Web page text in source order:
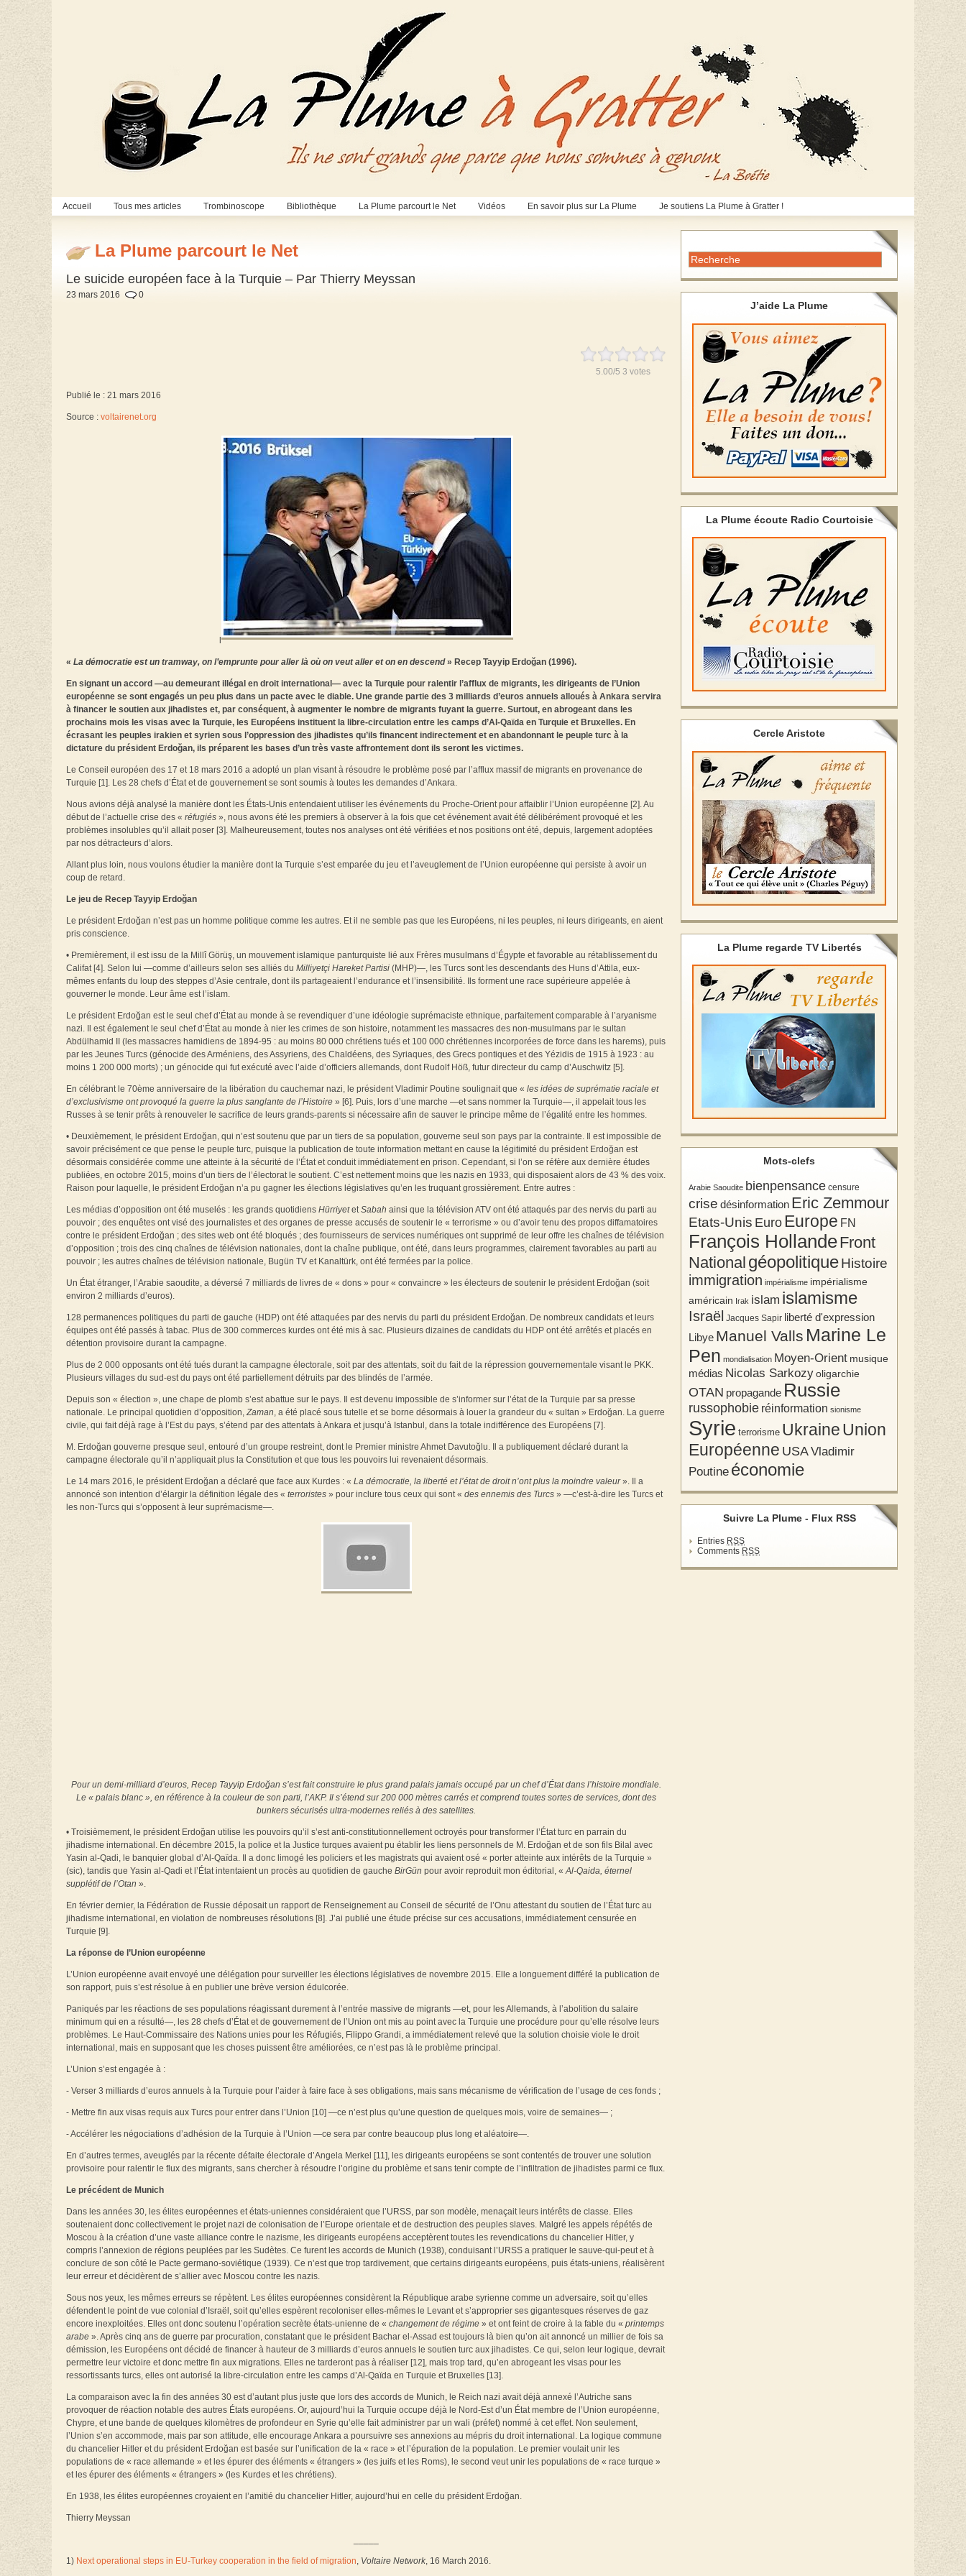
Accueil Tous mes articles Trombinoscope Bibliothèque La Plume parcourt le Net Vidéos En savoir plus sur La Plume Je soutiens La Plume à Gratter !
La Plume parcourt le Net
Le suicide européen face à la Turquie – Par Thierry Meyssan
23 mars 2016 0
5.00/5 3 votes
Publié le : 21 mars 2016
Source : voltairenet.org
« La démocratie est un tramway, on l’emprunte pour aller là où on veut aller et on en descend» Recep Tayyip Erdoğan (1996).
En signant un accord —au demeurant illégal en droit international— avec la Turquie pour ralentir l’afflux de migrants, les dirigeants de l’Union
européenne se sont engagés un peu plus dans un pacte avec le diable. Une grande partie des 3 milliards d’euros annuels alloués à Ankara servira
à financer le soutien aux jihadistes et, par conséquent, à augmenter le nombre de migrants fuyant la guerre. Surtout, en abrogeant dans les
prochains mois les visas avec la Turquie, les Européens instituent la libre-circulation entre les camps d’Al-Qaïda en Turquie et Bruxelles. En
écrasant les peuples irakien et syrien sous l’oppression des jihadistes qu’ils financent indirectement et en abandonnant le peuple turc à la
dictature du président Erdoğan, ils préparent les bases d’un très vaste affrontement dont ils seront les victimes.
Le Conseil européen des 17 et 18 mars 2016 a adopté un plan visant à résoudre le problème posé par l’afflux massif de migrants en provenance de
Turquie [1]. Les 28 chefs d’État et de gouvernement se sont soumis à toutes les demandes d’Ankara.
Nous avions déjà analysé la manière dont les États-Unis entendaient utiliser les événements du Proche-Orient pour affaiblir l’Union européenne [2]. Au
début de l’actuelle crise des « réfugiés », nous avons été les premiers à observer à la fois que cet événement avait été délibérément provoqué et les
problèmes insolubles qu’il allait poser [3]. Malheureusement, toutes nos analyses ont été vérifiées et nos positions ont été, depuis, largement adoptées
par nos détracteurs d’alors.
Allant plus loin, nous voulons étudier la manière dont la Turquie s’est emparée du jeu et l’aveuglement de l’Union européenne qui persiste à avoir un
coup de retard.
Le jeu de Recep Tayyip Erdoğan
Le président Erdoğan n’est pas un homme politique comme les autres. Et il ne semble pas que les Européens, ni les peuples, ni leurs dirigeants, en aient
pris conscience.
• Premièrement, il est issu de la Millî Görüş, un mouvement islamique panturquiste lié aux Frères musulmans d’Égypte et favorable au rétablissement du
Califat [4]. Selon lui —comme d’ailleurs selon ses alliés du Milliyetçi Hareket Partisi (MHP)—, les Turcs sont les descendants des Huns d’Attila, eux-
mêmes enfants du loup des steppes d’Asie centrale, dont ils partageaient l’endurance et l’insensibilité. Ils forment une race supérieure appelée à
gouverner le monde. Leur âme est l’islam.
Le président Erdoğan est le seul chef d’État au monde à se revendiquer d’une idéologie suprémaciste ethnique, parfaitement comparable à l’aryanisme
nazi. Il est également le seul chef d’État au monde à nier les crimes de son histoire, notamment les massacres des non-musulmans par le sultan
Abdülhamid II (les massacres hamidiens de 1894-95 : au moins 80 000 chrétiens tués et 100 000 chrétiennes incorporées de force dans les harems), puis
par les Jeunes Turcs (génocide des Arméniens, des Assyriens, des Chaldéens, des Syriaques, des Grecs pontiques et des Yézidis de 1915 à 1923 : au
moins 1 200 000 morts) ; un génocide qui fut exécuté avec l’aide d’officiers allemands, dont Rudolf Höß, futur directeur du camp d’Auschwitz [5].
En célébrant le 70ème anniversaire de la libération du cauchemar nazi, le président Vladimir Poutine soulignait que « les idées de suprématie raciale et
d’exclusivisme ont provoqué la guerre la plus sanglante de l’Histoire » [6]. Puis, lors d’une marche —et sans nommer la Turquie—, il appelait tous les
Russes à se tenir prêts à renouveler le sacrifice de leurs grands-parents si nécessaire afin de sauver le principe même de l’égalité entre les hommes.
• Deuxièmement, le président Erdoğan, qui n’est soutenu que par un tiers de sa population, gouverne seul son pays par la contrainte. Il est impossible de
savoir précisément ce que pense le peuple turc, puisque la publication de toute information mettant en cause la légitimité du président Erdoğan est
désormais considérée comme une atteinte à la sécurité de l’État et conduit immédiatement en prison. Cependant, si l’on se réfère aux dernière études
publiées, en octobre 2015, moins d’un tiers de l’électorat le soutient. C’est nettement moins que les nazis en 1933, qui disposaient alors de 43 % des voix.
Raison pour laquelle, le président Erdoğan n’a pu gagner les élections législatives qu’en les truquant grossièrement. Entre autres :
Les médias d’opposition ont été muselés : les grands quotidiens HürriyetetSabah ainsi que la télévision ATV ont été attaqués par des nervis du parti au
pouvoir ; des enquêtes ont visé des journalistes et des organes de presse accusés de soutenir le « terrorisme » ou d’avoir tenu des propos diffamatoires
contre le président Erdoğan ; des sites web ont été bloqués ; des fournisseurs de services numériques ont supprimé de leur offre les chaînes de télévision
d’opposition ; trois des cinq chaînes de télévision nationales, dont la chaîne publique, ont été, dans leurs programmes, clairement favorables au parti au
pouvoir ; les autres chaînes de télévision nationale, Bugün TV et Kanaltürk, ont été fermées par la police.
Un État étranger, l’Arabie saoudite, a déversé 7 milliards de livres de « dons » pour « convaincre » les électeurs de soutenir le président Erdoğan (soit
environ 2 milliards d’euros).
128 permanences politiques du parti de gauche (HDP) ont été attaquées par des nervis du parti du président Erdoğan. De nombreux candidats et leurs
équipes ont été passés à tabac. Plus de 300 commerces kurdes ont été mis à sac. Plusieurs dizaines de candidats du HDP ont été arrêtés et placés en
détention provisoire durant la campagne.
Plus de 2 000 opposants ont été tués durant la campagne électorale, soit par des attentats, soit du fait de la répression gouvernementale visant le PKK.
Plusieurs villages du sud-est du pays ont été partiellement détruits par des blindés de l’armée.
Depuis son « élection », une chape de plomb s’est abattue sur le pays. Il est devenu impossible de s’informer sur l’état de la Turquie par sa presse
nationale. Le principal quotidien d’opposition,Zaman, a été placé sous tutelle et se borne désormais à louer la grandeur du « sultan » Erdoğan. La guerre
civile, qui fait déjà rage à l’Est du pays, s’étend par des attentats à Ankara et jusqu’à Istanbul, dans la totale indifférence des Européens [7].
M. Erdoğan gouverne presque seul, entouré d’un groupe restreint, dont le Premier ministre Ahmet Davutoğlu. Il a publiquement déclaré durant la
campagne électorale qu’il n’appliquait plus la Constitution et que tous les pouvoirs lui revenaient désormais.
Le 14 mars 2016, le président Erdoğan a déclaré que face aux Kurdes : « La démocratie, la liberté et l’état de droit n’ont plus la moindre valeur». Il a
annoncé son intention d’élargir la définition légale des « terroristes » pour inclure tous ceux qui sont « des ennemis des Turcs » —c’est-à-dire les Turcs et
les non-Turcs qui s’opposent à leur suprémacisme—.
Pour un demi-milliard d’euros, Recep Tayyip Erdoğan s’est fait construire le plus grand palais jamais occupé par un chef d’État dans l’histoire mondiale.
Le « palais blanc », en référence à la couleur de son parti, l’AKP. Il s’étend sur 200 000 mètres carrés et comprend toutes sortes de services, dont des
bunkers sécurisés ultra-modernes reliés à des satellites.
• Troisièmement, le président Erdoğan utilise les pouvoirs qu’il s’est anti-constitutionnellement octroyés pour transformer l’État turc en parrain du
jihadisme international. En décembre 2015, la police et la Justice turques avaient pu établir les liens personnels de M. Erdoğan et de son fils Bilal avec
Yasin al-Qadi, le banquier global d’Al-Qaïda. Il a donc limogé les policiers et les magistrats qui avaient osé « porter atteinte aux intérêts de la Turquie »
(sic), tandis que Yasin al-Qadi et l’État intentaient un procès au quotidien de gauche BirGün pour avoir reproduit mon éditorial, «Al-Qaida, éternel
supplétif de l’Otan ».
En février dernier, la Fédération de Russie déposait un rapport de Renseignement au Conseil de sécurité de l’Onu attestant du soutien de l’État turc au
jihadisme international, en violation de nombreuses résolutions [8]. J’ai publié une étude précise sur ces accusations, immédiatement censurée en
Turquie [9].
La réponse de l’Union européenne
L’Union européenne avait envoyé une délégation pour surveiller les élections législatives de novembre 2015. Elle a longuement différé la publication de
son rapport, puis s’est résolue à en publier une brève version édulcorée.
Paniqués par les réactions de ses populations réagissant durement à l’entrée massive de migrants —et, pour les Allemands, à l’abolition du salaire
minimum qui en a résulté—, les 28 chefs d’État et de gouvernement de l’Union ont mis au point avec la Turquie une procédure pour qu’elle résolve leurs
problèmes. Le Haut-Commissaire des Nations unies pour les Réfugiés, Filippo Grandi, a immédiatement relevé que la solution choisie viole le droit
international, mais en supposant que les choses puissent être améliorées, ce n’est pas là le problème principal.
L’Union s’est engagée à :
- Verser 3 milliards d’euros annuels à la Turquie pour l’aider à faire face à ses obligations, mais sans mécanisme de vérification de l’usage de ces fonds ;
- Mettre fin aux visas requis aux Turcs pour entrer dans l’Union [10] —ce n’est plus qu’une question de quelques mois, voire de semaines— ;
- Accélérer les négociations d’adhésion de la Turquie à l’Union —ce sera par contre beaucoup plus long et aléatoire—.
En d’autres termes, aveuglés par la récente défaite électorale d’Angela Merkel [11], les dirigeants européens se sont contentés de trouver une solution
provisoire pour ralentir le flux des migrants, sans chercher à résoudre l’origine du problème et sans tenir compte de l’infiltration de jihadistes parmi ce flux.
Le précédent de Munich
Dans les années 30, les élites européennes et états-uniennes considéraient que l’URSS, par son modèle, menaçait leurs intérêts de classe. Elles
soutenaient donc collectivement le projet nazi de colonisation de l’Europe orientale et de destruction des peuples slaves. Malgré les appels répétés de
Moscou à la création d’une vaste alliance contre le nazisme, les dirigeants européens acceptèrent toutes les revendications du chancelier Hitler, y
compris l’annexion de régions peuplées par les Sudètes. Ce furent les accords de Munich (1938), conduisant l’URSS a pratiquer le sauve-qui-peut et à
conclure de son côté le Pacte germano-soviétique (1939). Ce n’est que trop tardivement, que certains dirigeants européens, puis états-uniens, réalisèrent
leur erreur et décidèrent de s’allier avec Moscou contre les nazis.
Sous nos yeux, les mêmes erreurs se répètent. Les élites européennes considèrent la République arabe syrienne comme un adversaire, soit qu’elles
défendent le point de vue colonial d’Israël, soit qu’elles espèrent recoloniser elles-mêmes le Levant et s’approprier ses gigantesques réserves de gaz
encore inexploitées. Elles ont donc soutenu l’opération secrète états-unienne de « changement de régime » et ont feint de croire à la fable du « printemps
arabe ». Après cinq ans de guerre par procuration, constatant que le président Bachar el-Assad est toujours là bien qu’on ait annoncé un millier de fois sa
démission, les Européens ont décidé de financer à hauteur de 3 milliards d’euros annuels le soutien turc aux jihadistes. Ce qui, selon leur logique, devrait
permettre leur victoire et donc mettre fin aux migrations. Elles ne tarderont pas à réaliser [12], mais trop tard, qu’en abrogeant les visas pour les
ressortissants turcs, elles ont autorisé la libre-circulation entre les camps d’Al-Qaïda en Turquie et Bruxelles [13].
La comparaison avec la fin des années 30 est d’autant plus juste que lors des accords de Munich, le Reich nazi avait déjà annexé l’Autriche sans
provoquer de réaction notable des autres États européens. Or, aujourd’hui la Turquie occupe déjà le Nord-Est d’un État membre de l’Union européenne,
Chypre, et une bande de quelques kilomètres de profondeur en Syrie qu’elle fait administrer par un wali (préfet) nommé à cet effet. Non seulement,
l’Union s’en accommode, mais par son attitude, elle encourage Ankara a poursuivre ses annexions au mépris du droit international. La logique commune
du chancelier Hitler et du président Erdoğan est basée sur l’unification de la « race » et l’épuration de la population. Le premier voulait unir les
populations de « race allemande » et les épurer des éléments « étrangers » (les juifs et les Roms), le second veut unir les populations de « race turque »
et les épurer des éléments « étrangers » (les Kurdes et les chrétiens).
En 1938, les élites européennes croyaient en l’amitié du chancelier Hitler, aujourd’hui en celle du président Erdoğan.
Thierry Meyssan
1) Next operational steps in EU-Turkey cooperation in the field of migration, Voltaire Network, 16 March 2016.
J’aide La Plume
La Plume écoute Radio Courtoisie
Cercle Aristote
La Plume regarde TV Libertés
Mots-clefs
Arabie Saoudite bienpensance censure
crise désinformation Eric Zemmour
Etats-Unis Euro Europe FN
François HollandeFront
National géopolitiqueHistoire
immigration impérialisme impérialisme
américain Irak islam islamisme
Israël Jacques Sapir liberté d'expression
Libye Manuel Valls Marine Le
Pen mondialisation Moyen-Orient musique
médias Nicolas Sarkozyoligarchie
OTAN propagande Russie
russophobie réinformation sionisme
Syrie terrorisme Ukraine Union
Européenne USAVladimir
Poutine économie
Suivre La Plume - Flux RSS
Entries RSS
Comments RSS